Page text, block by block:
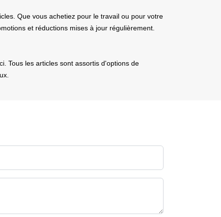
Que vous achetiez pour le travail ou pour votre
et réductions mises à jour régulièrement.
Tous les articles sont assortis d'options de